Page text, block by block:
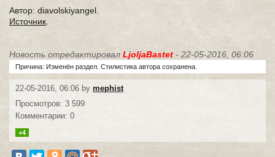
Автор: diavolskiyangel.
Источник
Новость отредактировал LjoljaBastet - 22-05-2016, 06:06
Причина: Изменён раздел. Стилистика автора сохранена.
22-05-2016, 06:06 by mephist
Просмотров: 3 599
Комментарии: 0
+4